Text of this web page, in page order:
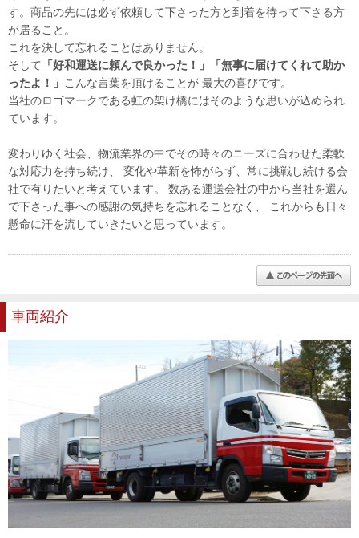
す。商品の先には必ず依頼して下さった方と到着を待って下さる方
が居ること。
これを決して忘れることはありません。
そして
「好和運送に頼んで良かった！」「無事に届けてくれて助か
ったよ！」 こんな言葉を頂けることが 最大の喜びです。
当社のロゴマークである虹の架け橋にはそのような思いが込められ
ています。
変わりゆく社会、物流業界の中でその時々のニーズに合わせた柔軟
な対応力を持ち続け、 変化や革新を怖がらず、常に挑戦し続ける会
社で有りたいと考えています。 数ある運送会社の中から当社を選ん
で下さった事への感謝の気持ちを忘れることなく、 これからも日々
懸命に汗を流していきたいと思っています。
車両紹介